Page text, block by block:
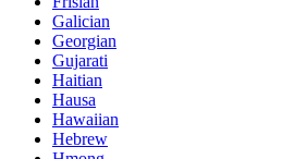
Galician
Georgian
Gujarati
Haitian
Hausa
Hawaiian
Hebrew